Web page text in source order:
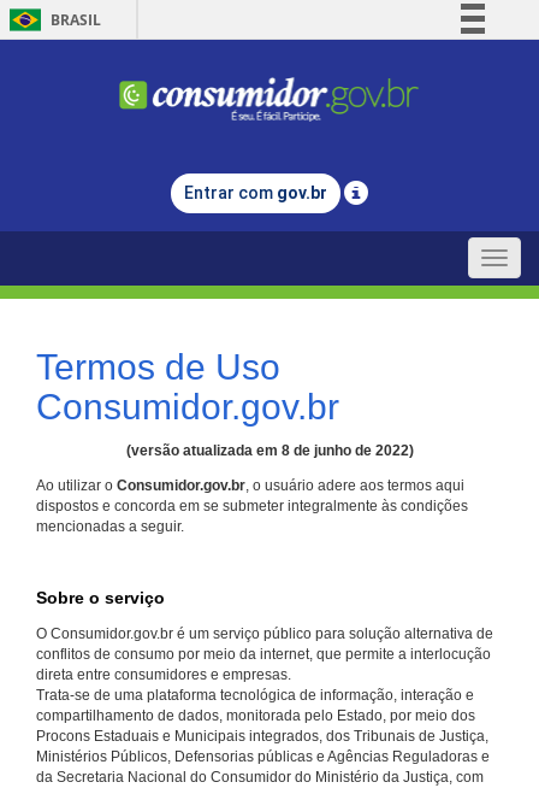
BRASIL
Comunica BR
Legislação
Entrar com gov.br
Toggle
Termos de Uso
Consumidor.gov.br
(versão atualizada em 8 de junho de 2022)
Ao utilizar o Consumidor.gov.br, o usuário adere aos termos aqui
dispostos e concorda em se submeter integralmente às condições
mencionadas a seguir.
Sobre o serviço
O Consumidor.gov.br é um serviço público para solução alternativa de
conflitos de consumo por meio da internet, que permite a interlocução
direta entre consumidores e empresas.
Trata-se de uma plataforma tecnológica de informação, interação e
compartilhamento de dados, monitorada pelo Estado, por meio dos
Procons Estaduais e Municipais integrados, dos Tribunais de Justiça,
Ministérios Públicos, Defensorias públicas e Agências Reguladoras e
da Secretaria Nacional do Consumidor do Ministério da Justiça, com